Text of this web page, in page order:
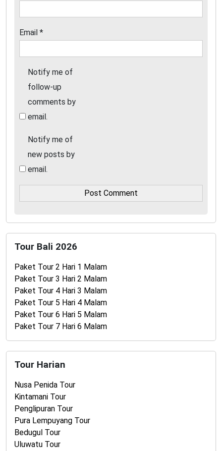
Email *
Notify me of
follow-up
comments by
email.
Notify me of
new posts by
email.
Tour Bali 2026
Paket Tour 2 Hari 1 Malam
Paket Tour 3 Hari 2 Malam
Paket Tour 4 Hari 3 Malam
Paket Tour 5 Hari 4 Malam
Paket Tour 6 Hari 5 Malam
Paket Tour 7 Hari 6 Malam
Tour Harian
Nusa Penida Tour
Kintamani Tour
Penglipuran Tour
Pura Lempuyang Tour
Bedugul Tour
Uluwatu Tour